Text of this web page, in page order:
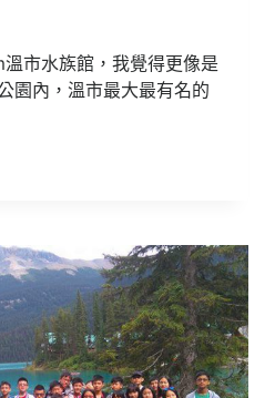
市水族館，我覺得更像是
園內，溫市最大最有名的